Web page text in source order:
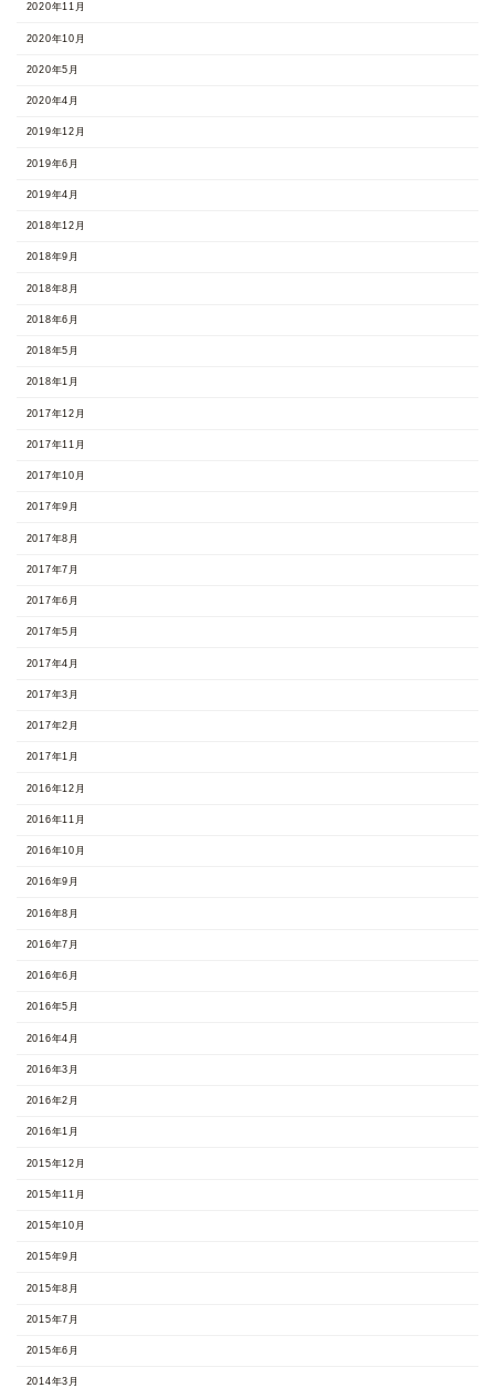
2020年11月
2020年10月
2020年5月
2020年4月
2019年12月
2019年6月
2019年4月
2018年12月
2018年9月
2018年8月
2018年6月
2018年5月
2018年1月
2017年12月
2017年11月
2017年10月
2017年9月
2017年8月
2017年7月
2017年6月
2017年5月
2017年4月
2017年3月
2017年2月
2017年1月
2016年12月
2016年11月
2016年10月
2016年9月
2016年8月
2016年7月
2016年6月
2016年5月
2016年4月
2016年3月
2016年2月
2016年1月
2015年12月
2015年11月
2015年10月
2015年9月
2015年8月
2015年7月
2015年6月
2014年3月